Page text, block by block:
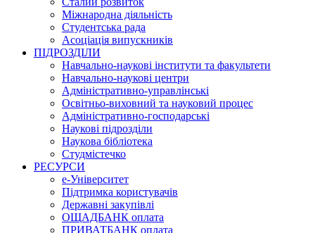
Міжнародна діяльність
Студентська рада
Асоціація випускників
ПІДРОЗДІЛИ
Навчально-наукові інститути та факультети
Навчально-наукові центри
Адміністративно-управлінські
Освітньо-виховний та науковий процес
Адміністративно-господарські
Наукові підрозділи
Наукова бібліотека
Студмістечко
РЕСУРСИ
е-Університет
Підтримка користувачів
Державні закупівлі
ОЩАДБАНК оплата
ПРИВАТБАНК оплата